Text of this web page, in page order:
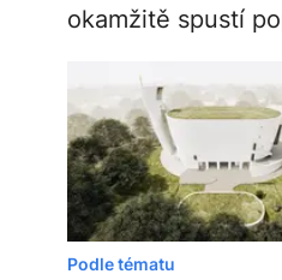
okamžitě spustí
Podle tématu